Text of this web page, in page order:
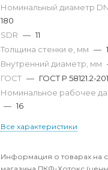
Номинальный диаметр
180
SDR — 11
Толщина стенки e, мм —
Внутренний диаметр, мм
ГОСТ — ГОСТ Р 58121.2-
Номинальное рабочее
— 16
Все характеристики
Информация о товарах на